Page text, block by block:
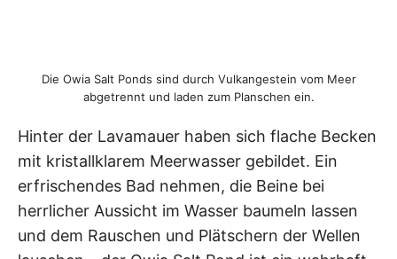
Die Owia Salt Ponds sind durch Vulkangestein vom Meer
abgetrennt und laden zum Planschen ein.
Hinter der Lavamauer haben sich flache Becken
mit kristallklarem Meerwasser gebildet. Ein
erfrischendes Bad nehmen, die Beine bei
herrlicher Aussicht im Wasser baumeln lassen
und dem Rauschen und Plätschern der Wellen